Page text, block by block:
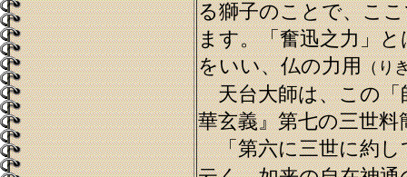
る獅子のことで、こ
ます。「奮迅之力」
をいい、仏の力用（り
天台大師は、この「
華玄義』第七の三世料
「第六に三世に約し